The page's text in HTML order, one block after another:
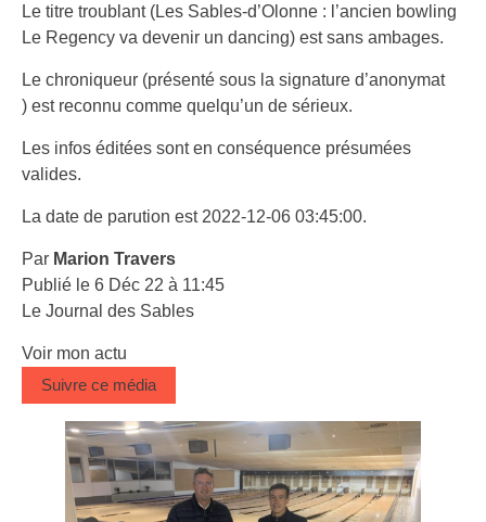
Le titre troublant (Les Sables-d’Olonne : l’ancien bowling
Le Regency va devenir un dancing) est sans ambages.
Le chroniqueur (présenté sous la signature d’anonymat
) est reconnu comme quelqu’un de sérieux.
Les infos éditées sont en conséquence présumées
valides.
La date de parution est 2022-12-06 03:45:00.
Par Marion Travers
Publié le 6 Déc 22 à 11:45
Le Journal des Sables
Voir mon actu
Suivre ce média